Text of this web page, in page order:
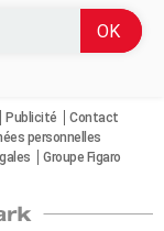
Publicité
Contact
personnelles
Groupe Figaro